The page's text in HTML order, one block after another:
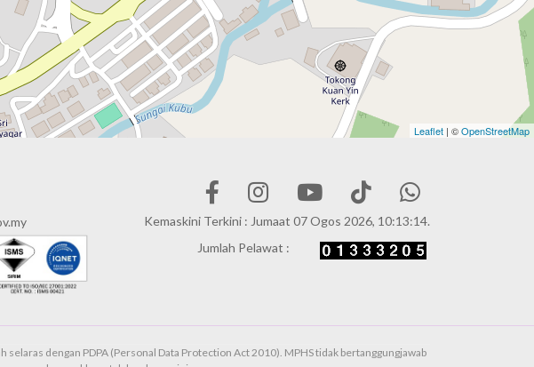
Leaflet | ©OpenStreetMap
Kemaskini Terkini : Jumaat 07 Ogos 2026, 10:13:14.
Jumlah Pelawat :
dengan PDPA (Personal Data Protection Act 2010). MPHS tidak bertanggungjawab